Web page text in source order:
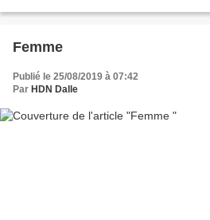
Femme
Publié le 25/08/2019 à 07:42
Par HDN Dalle